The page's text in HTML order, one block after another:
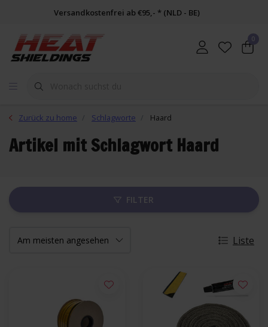
Versandkostenfrei ab €95,- * (NLD - BE)
0
Zurück zu home Schlagworte Haard
Artikel mit Schlagwort Haard
FILTER
Liste